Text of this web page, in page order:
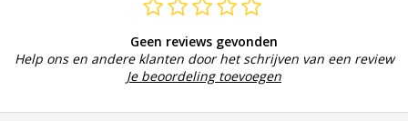
Geen reviews gevonden
Help ons en andere klanten door het schrijven van een review
Je beoordeling toevoegen